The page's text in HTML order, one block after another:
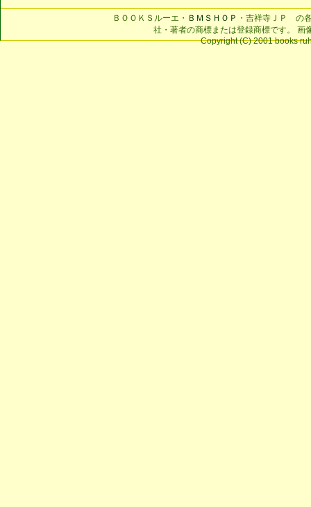
ＢＯＯＫＳルーエ・ ＢＭＳＨＯＰ ・吉祥寺ＪＰ の
社・著者の商標または登録商標です。 画
Copyright (C) 2001 books